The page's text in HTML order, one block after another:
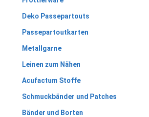
Deko Passepartouts
Passepartoutkarten
Metallgarne
Leinen zum Nähen
Acufactum Stoffe
Schmuckbänder und Patches
Bänder und Borten